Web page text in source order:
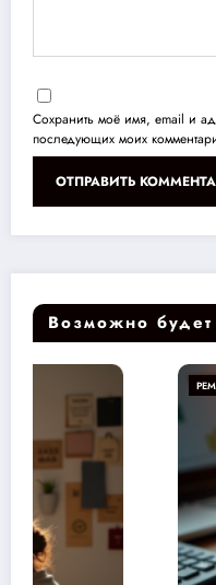
Сохранить моё имя, email и
последующих моих
Возможно будет